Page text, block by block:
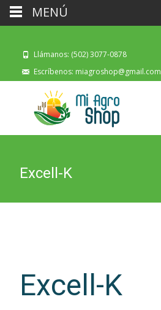
Llámanos: (502) 3077-0878
Escríbenos: miagroshop@gmail.com
Excell-K
Excell-K
MENÚ